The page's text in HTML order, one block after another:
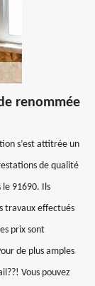
renommée
s’est attitrée un
de qualité
le 91690. Ils
travaux effectués
prix sont
de plus amples
Vous pouvez